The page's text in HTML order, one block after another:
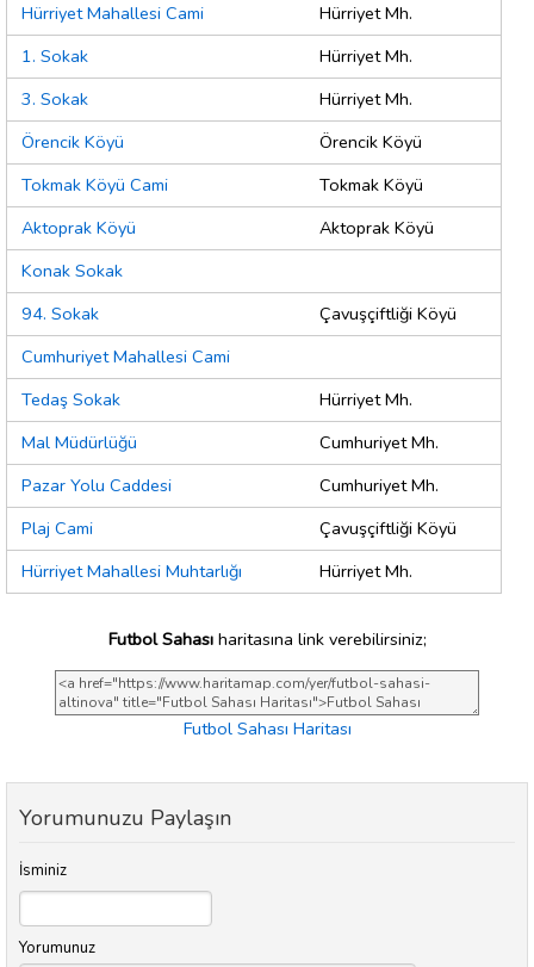
Hürriyet Mahallesi Cami
Hürriyet Mh.
1. Sokak
Hürriyet Mh.
3. Sokak
Hürriyet Mh.
Örencik Köyü
Örencik Köyü
Tokmak Köyü Cami
Tokmak Köyü
Aktoprak Köyü
Aktoprak Köyü
Konak Sokak
94. Sokak
Çavuşçiftliği Köyü
Cumhuriyet Mahallesi Cami
Tedaş Sokak
Hürriyet Mh.
Mal Müdürlüğü
Cumhuriyet Mh.
Pazar Yolu Caddesi
Cumhuriyet Mh.
Plaj Cami
Çavuşçiftliği Köyü
Hürriyet Mahallesi Muhtarlığı
Hürriyet Mh.
Futbol Sahasıharitasına link verebilirsiniz;
Futbol Sahası Haritası
Yorumunuzu Paylaşın
İsminiz
Yorumunuz